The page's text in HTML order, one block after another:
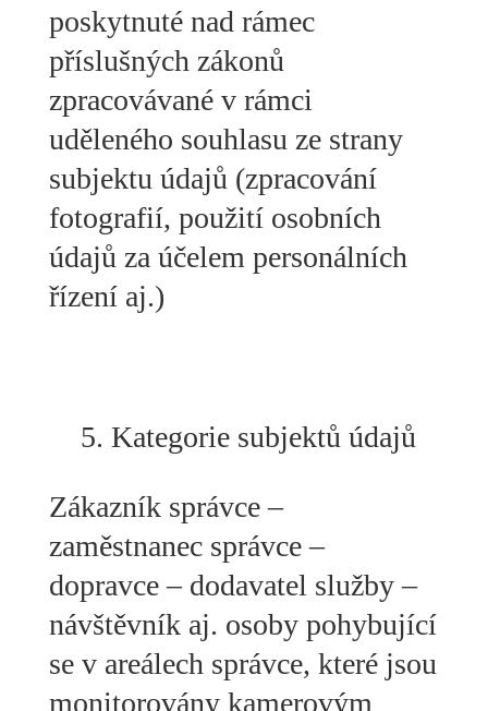
poskytnuté nad rámec
příslušných zákonů
zpracovávané v rámci
uděleného souhlasu ze strany
subjektu údajů (zpracování
fotografií, použití osobních
údajů za účelem personálních
řízení aj.)
Kategorie subjektů údajů
Zákazník správce –
zaměstnanec správce –
dopravce – dodavatel služby –
návštěvník aj. osoby pohybující
se v areálech správce, které jsou
monitorovány kamerovým